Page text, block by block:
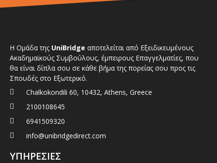
Η Ομάδα της UniBridge αποτελείται από Εξειδικευμένους
Ακαδημαϊκούς Συμβούλους, έμπειρους Επαγγελματίες, που
θα είναι δίπλα σου σε κάθε βήμα της πορείας σου προς τις
Σπουδές στο Εξωτερικό.
Chalkokondili 60, 10432, Athens, Greece
2100108645
6941509320
info@unibridgedirect.com
ΥΠΗΡΕΣΙΕΣ